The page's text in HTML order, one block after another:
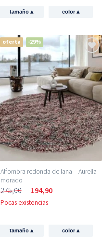
tamaño ▴ color▴
oferta -29%
Alfombra redonda de lana – Aurelia
morado
275,00 194,90
Pocas existencias
tamaño ▴ color▴